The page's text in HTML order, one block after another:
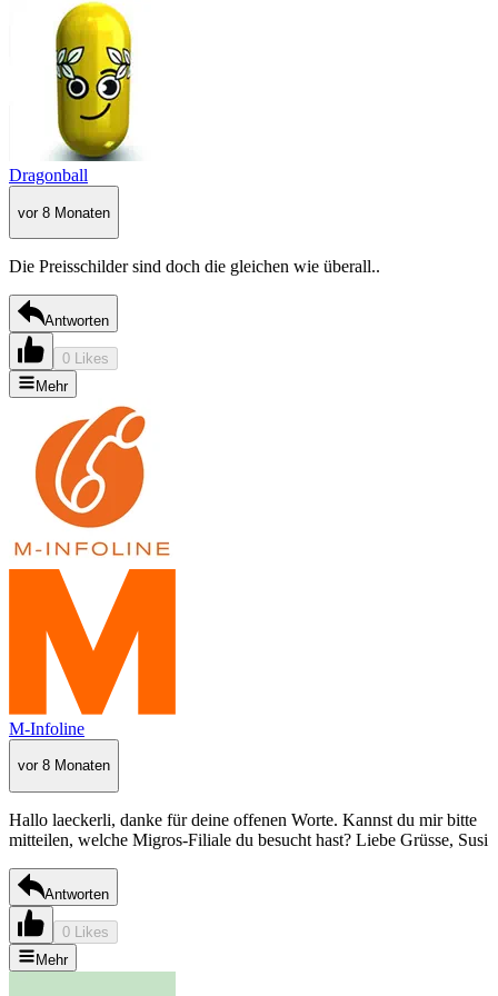
Dragonball
vor 8 Monaten
Die Preisschilder sind doch die gleichen wie überall..
Antworten
0 Likes
Mehr
M-Infoline
vor 8 Monaten
Hallo laeckerli, danke für deine offenen Worte. Kannst du mir bitte
mitteilen, welche Migros-Filiale du besucht hast? Liebe Grüsse, Susi
Antworten
0 Likes
Mehr